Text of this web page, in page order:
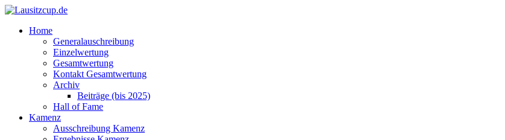
Home
Generalauschreibung
Einzelwertung
Gesamtwertung
Kontakt Gesamtwertung
Archiv
Beiträge (bis 2025)
Hall of Fame
Kamenz
Ausschreibung Kamenz